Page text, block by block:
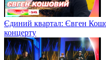
Єдиний квартал: Євген
концерту